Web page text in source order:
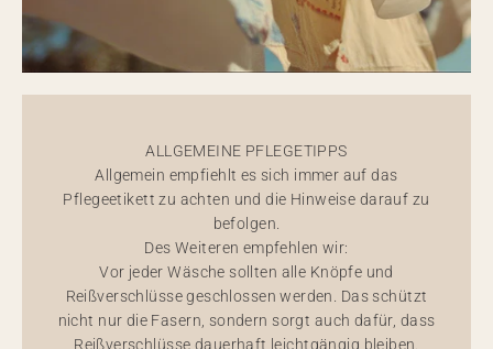
ALLGEMEINE PFLEGETIPPS
Allgemein empfiehlt es sich immer auf das
Pflegeetikett zu achten und die Hinweise darauf zu
befolgen.
Des Weiteren empfehlen wir:
Vor jeder Wäsche sollten alle Knöpfe und
Reißverschlüsse geschlossen werden. Das schützt
nicht nur die Fasern, sondern sorgt auch dafür, dass
Reißverschlüsse dauerhaft leichtgängig bleiben.